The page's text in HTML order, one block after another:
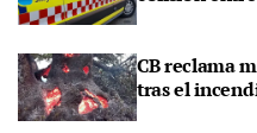
CB reclama
tras el